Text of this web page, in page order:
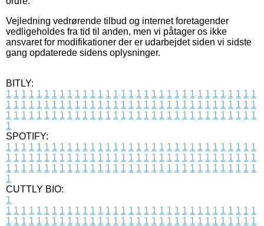
Vejledning vedrørende tilbud og internet foretagender
vedligeholdes fra tid til anden, men vi påtager os ikke
ansvaret for modifikationer der er udarbejdet siden vi sidste
gang opdaterede sidens oplysninger.
BITLY:
1 1 1 1 1 1 1 1 1 1 1 1 1 1 1 1 1 1 1 1 1 1 1 1 1 1 1 1 1 1 1 1 1
1 1 1 1 1 1 1 1 1 1 1 1 1 1 1 1 1 1 1 1 1 1 1 1 1 1 1 1 1 1 1 1 1
1 1 1 1 1 1 1 1 1 1 1 1 1 1 1 1 1 1 1 1 1 1 1 1 1 1 1 1 1 1 1 1 1
1
SPOTIFY:
1 1 1 1 1 1 1 1 1 1 1 1 1 1 1 1 1 1 1 1 1 1 1 1 1 1 1 1 1 1 1 1 1
1 1 1 1 1 1 1 1 1 1 1 1 1 1 1 1 1 1 1 1 1 1 1 1 1 1 1 1 1 1 1 1 1
1 1 1 1 1 1 1 1 1 1 1 1 1 1 1 1 1 1 1 1 1 1 1 1 1 1 1 1 1 1 1 1 1
1
CUTTLY BIO:
1
1 1 1 1 1 1 1 1 1 1 1 1 1 1 1 1 1 1 1 1 1 1 1 1 1 1 1 1 1 1 1 1 1
1 1 1 1 1 1 1 1 1 1 1 1 1 1 1 1 1 1 1 1 1 1 1 1 1 1 1 1 1 1 1 1 1